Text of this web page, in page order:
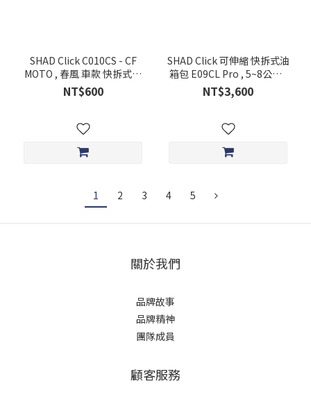
SHAD Click C010CS - CF
MOTO , 春風 車款 快拆式油
箱包底座 油箱環 Fuel Tank
Ring 油箱鎖附配件
NT$600
SHAD Click 可伸縮 快拆式油
箱包 E09CL Pro , 5~8公升 ,
底座鎖 拉鏈鎖 (不包含安裝底
座)
NT$3,600
1 2 3 4 5
關於我們
品牌故事
品牌精神
團隊成員
顧客服務